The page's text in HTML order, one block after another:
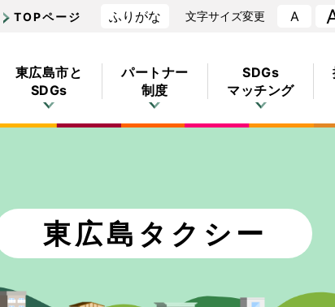
TOPページ ふりがな 文字サイズ変更 A
東広島市と
SDGs
パートナー
制度
SDGs
マッチング
東広島 タクシー